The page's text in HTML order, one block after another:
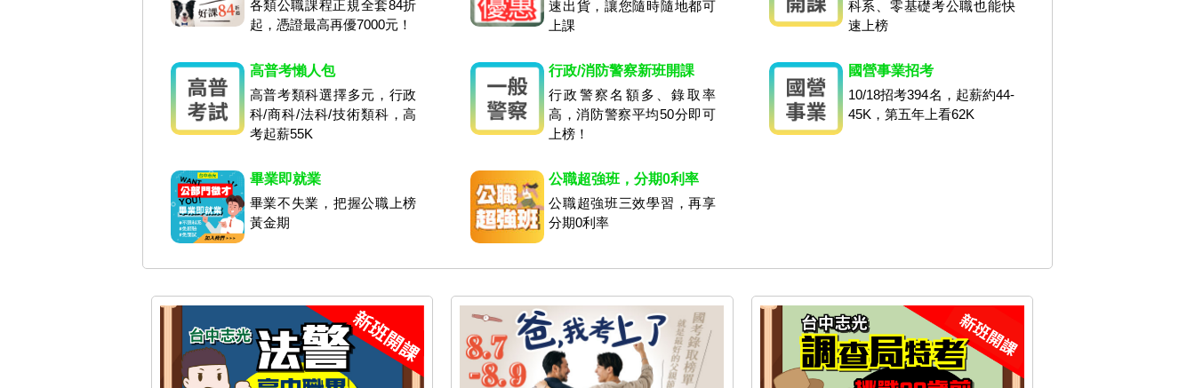
各類公職課程正規全套84折
起，憑證最高再優7000元！
速出貨，讓您隨時隨地都可
上課
科系、零基礎考公職也能快
速上榜
高普考懶人包
高普考類科選擇多元，行政
科/商科/法科/技術類科，高
考起薪55K
行政/消防警察新班開課
行政警察名額多、錄取率
高，消防警察平均50分即可
上榜！
國營事業招考
10/18招考394名，起薪約44-
45K，第五年上看62K
畢業即就業
畢業不失業，把握公職上榜
黃金期
公職超強班，分期0利率
公職超強班三效學習，再享
分期0利率